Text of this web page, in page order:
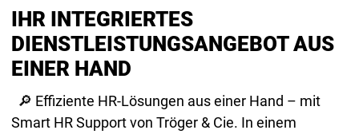
IHR INTEGRIERTES
DIENSTLEISTUNGSANGEBOT AUS
EINER HAND
🔎 Effiziente HR-Lösungen aus einer Hand – mit
Smart HR Support von Tröger & Cie. In einem